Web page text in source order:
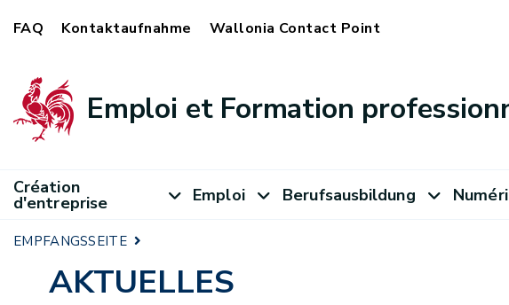
FAQ Kontaktaufnahme Wallonia Contact Point
Emploi et Formation
Création
d'entreprise Emploi Berufsausbildung
EMPFANGSSEITE
AKTUELLES